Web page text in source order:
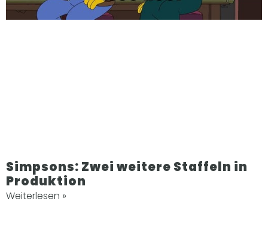
Simpsons: Zwei weitere Staffeln in
Produktion
Weiterlesen »